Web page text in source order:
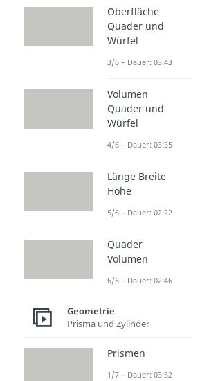
Oberfläche
Quader und
Würfel
3/6 – Dauer: 03:43
Volumen
Quader und
Würfel
4/6 – Dauer: 03:35
Länge Breite
Höhe
5/6 – Dauer: 02:22
Quader
Volumen
6/6 – Dauer: 02:46
Geometrie
Prisma und Zylinder
Prismen
1/7 – Dauer: 03:52